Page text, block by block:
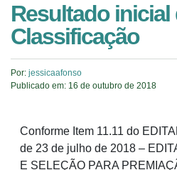
Resultado inicial
Classificação
Por: jessicaafonso
Publicado em: 16 de outubro de 2018
Conforme Item 11.11 do
de 23 de julho de 2018 –
E SELEÇÃO PARA